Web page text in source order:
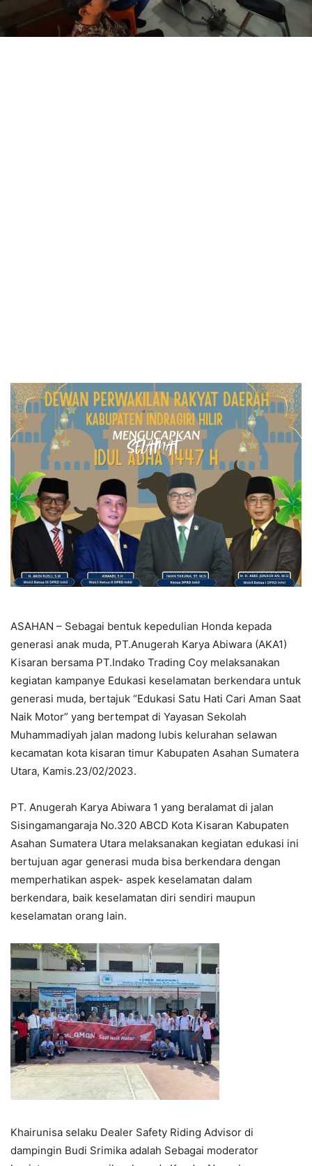
ASAHAN – Sebagai bentuk kepedulian Honda kepada
generasi anak muda, PT.Anugerah Karya Abiwara (AKA1)
Kisaran bersama PT.Indako Trading Coy melaksanakan
kegiatan kampanye Edukasi keselamatan berkendara untuk
generasi muda, bertajuk “Edukasi Satu Hati Cari Aman Saat
Naik Motor” yang bertempat di Yayasan Sekolah
Muhammadiyah jalan madong lubis kelurahan selawan
kecamatan kota kisaran timur Kabupaten Asahan Sumatera
Utara, Kamis.23/02/2023.
PT. Anugerah Karya Abiwara 1 yang beralamat di jalan
Sisingamangaraja No.320 ABCD Kota Kisaran Kabupaten
Asahan Sumatera Utara melaksanakan kegiatan edukasi ini
bertujuan agar generasi muda bisa berkendara dengan
memperhatikan aspek- aspek keselamatan dalam
berkendara, baik keselamatan diri sendiri maupun
keselamatan orang lain.
Khairunisa selaku Dealer Safety Riding Advisor di
dampingin Budi Srimika adalah Sebagai moderator